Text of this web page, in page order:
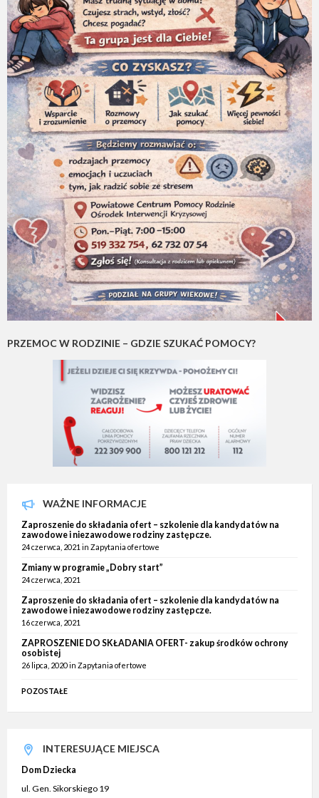
PRZEMOC W RODZINIE – GDZIE SZUKAĆ POMOCY?
WAŻNE INFORMACJE
Zaproszenie do składania ofert – szkolenie dla kandydatów na
zawodowe i niezawodowe rodziny zastępcze.
24 czerwca, 2021 in Zapytania ofertowe
Zmiany w programie „Dobry start”
24 czerwca, 2021
Zaproszenie do składania ofert – szkolenie dla kandydatów na
zawodowe i niezawodowe rodziny zastępcze.
16 czerwca, 2021
ZAPROSZENIE DO SKŁADANIA OFERT- zakup środków ochrony
osobistej
26 lipca, 2020in Zapytania ofertowe
POZOSTAŁE
INTERESUJĄCE MIEJSCA
Dom Dziecka
ul. Gen. Sikorskiego 19